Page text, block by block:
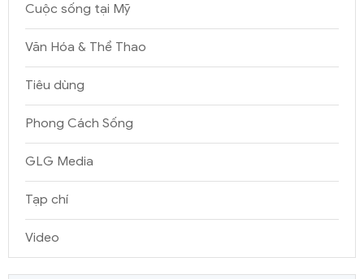
Cuộc sống tại Mỹ
Văn Hóa & Thể Thao
Tiêu dùng
Phong Cách Sống
GLG Media
Tạp chí
Video